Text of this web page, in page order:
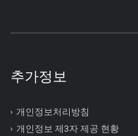
추가정보
개인정보처리방침
개인정보 제3자 제공 현황